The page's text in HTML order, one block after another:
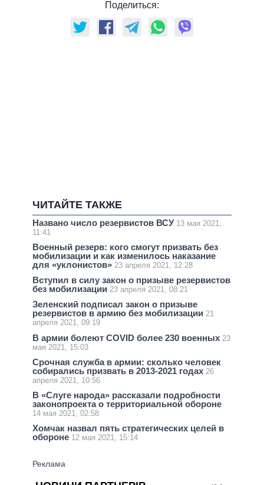
Поделиться:
ЧИТАЙТЕ ТАКЖЕ
Названо число резервистов ВСУ 13 мая 2021,
11:41
Военный резерв: кого смогут призвать без
мобилизации и как изменилось наказание
для «уклонистов» 23 апреля 2021, 12:28
Вступил в силу закон о призыве резервистов
без мобилизации 23 апреля 2021, 08:21
Зеленский подписал закон о призыве
резервистов в армию без мобилизации 21
апреля 2021, 09:19
В армии болеют COVID более 230 военных 23
мая 2021, 15:03
Срочная служба в армии: сколько человек
собирались призвать в 2013-2021 годах 26
апреля 2021, 10:56
В «Слуге народа» рассказали подробности
законопроекта о территориальной обороне
14 мая 2021, 02:58
Хомчак назвал пять стратегических целей в
обороне 12 мая 2021, 15:14